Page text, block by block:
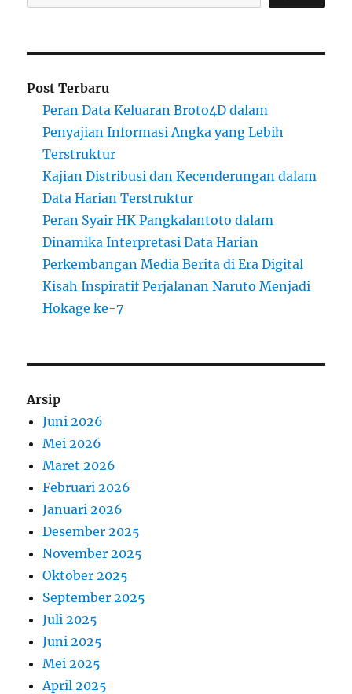
Post Terbaru
Peran Data Keluaran Broto4D dalam
Penyajian Informasi Angka yang Lebih
Terstruktur
Kajian Distribusi dan Kecenderungan dalam
Data Harian Terstruktur
Peran Syair HK Pangkalantoto dalam
Dinamika Interpretasi Data Harian
Perkembangan Media Berita di Era Digital
Kisah Inspiratif Perjalanan Naruto Menjadi
Hokage ke-7
Arsip
Juni 2026
Mei 2026
Maret 2026
Februari 2026
Januari 2026
Desember 2025
November 2025
Oktober 2025
September 2025
Juli 2025
Juni 2025
Mei 2025
April 2025